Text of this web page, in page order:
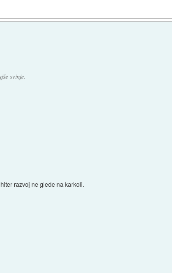
svinje.
razvoj ne glede na karkoli.